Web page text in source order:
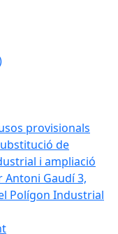
provisionals
de
i ampliació
Gaudí 3,
Polígon Industrial